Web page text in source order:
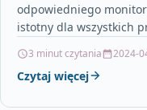
odpowiedniego
istotny dla wszystkich
3 minut czytania 2024-
Czytaj więcej